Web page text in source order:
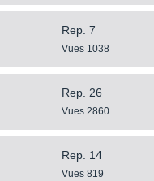
Rep. 7
Vues 1038
Rep. 26
Vues 2860
Rep. 14
Vues 819